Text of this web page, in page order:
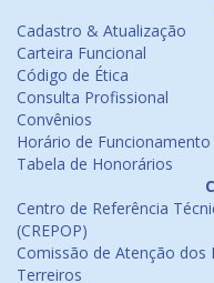
Cadastro & Atualização
Carteira Funcional
Código de Ética
Consulta Profissional
Convênios
Horário de Funcionamento
Tabela de Honorários
Centro de Referência
(CREPOP)
Comissão de Atenção dos
Terreiros